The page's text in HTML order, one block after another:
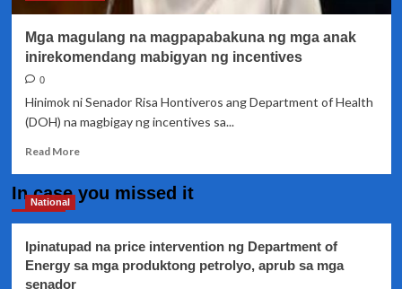
Mga magulang na magpapabakuna ng mga anak
inirekomendang mabigyan ng incentives
0
Hinimok ni Senador Risa Hontiveros ang Department of Health
(DOH) na magbigay ng incentives sa...
Read MoreRead
Mga
magpapabakuna
ng
In case you missed it
National
Ipinatupad na price intervention ng Department of
Energy sa mga produktong petrolyo, aprub sa mga
senador